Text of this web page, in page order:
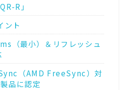
R」
ント
（最小）＆リフレッシュ
（AMD FreeSync）対
品に認定